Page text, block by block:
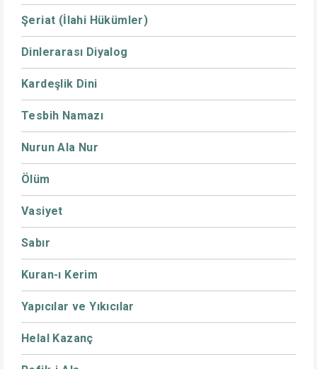
Şeriat (İlahi Hükümler)
Dinlerarası Diyalog
Kardeşlik Dini
Tesbih Namazı
Nurun Ala Nur
Ölüm
Vasiyet
Sabır
Kuran-ı Kerim
Yapıcılar ve Yıkıcılar
Helal Kazanç